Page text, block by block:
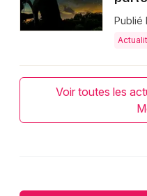
Publié
Voir toutes les